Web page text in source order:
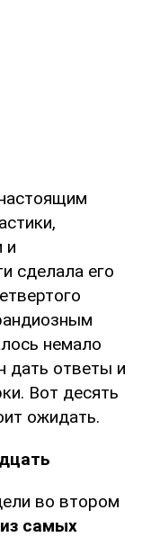
и
сделала его
немало
дать ответы и
Вот десять
ожидать.
во втором
самых